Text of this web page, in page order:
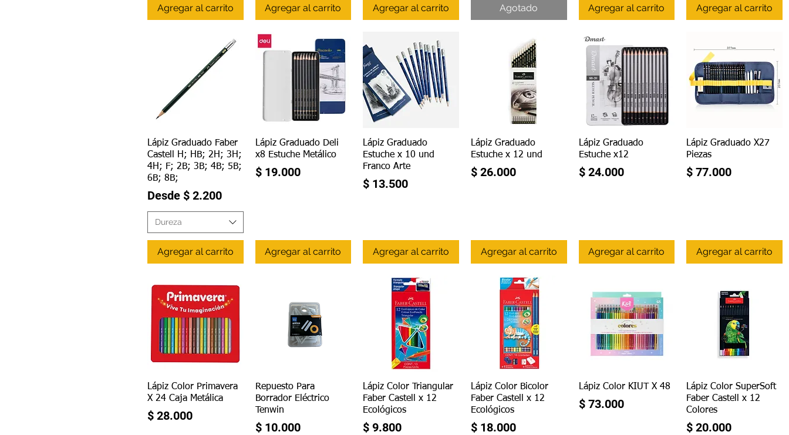
Agregar al carrito Agregar al carrito Agregar al carrito Agotado Agregar al carrito Agregar al carrito
Vista rápida
Lápiz Graduado Faber
Castell H; HB; 2H; 3H;
4H; F; 2B; 3B; 4B; 5B;
6B; 8B;
Desde $ 2.200
Precio de oferta
Dureza
Agregar al carrito
Vista rápida
Lápiz Graduado Deli
x8 Estuche Metálico
Precio
$ 19.000
Agregar al carrito
Vista rápida
Lápiz Graduado
Estuche x 10 und
Franco Arte
Precio
$ 13.500
Agregar al carrito
Vista rápida
Lápiz Graduado
Estuche x 12 und
Precio
$ 26.000
Agregar al carrito
Vista rápida
Lápiz Graduado
Estuche x12
Precio
$ 24.000
Agregar al carrito
Vista rápida
Lápiz Graduado X27
Piezas
Precio
$ 77.000
Agregar al carrito
Vista rápida
Lápiz Color Primavera
X 24 Caja Metálica
Precio
$ 28.000
Vista rápida
Repuesto Para
Borrador Eléctrico
Tenwin
Precio
$ 10.000
Vista rápida
Lápiz Color Triangular
Faber Castell x 12
Ecológicos
Precio
$ 9.800
Vista rápida
Lápiz Color Bicolor
Faber Castell x 12
Ecológicos
Precio
$ 18.000
Vista rápida
Lápiz Color KIUT X 48
Precio
$ 73.000
Vista rápida
Lápiz Color SuperSoft
Faber Castell x 12
Colores
Precio
$ 20.000